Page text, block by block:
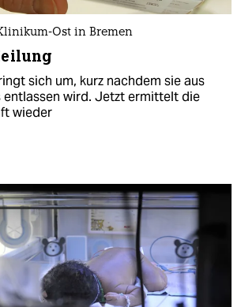
Ost in Bremen
sich um, kurz nachdem sie aus
entlassen wird. Jetzt ermittelt die
wieder